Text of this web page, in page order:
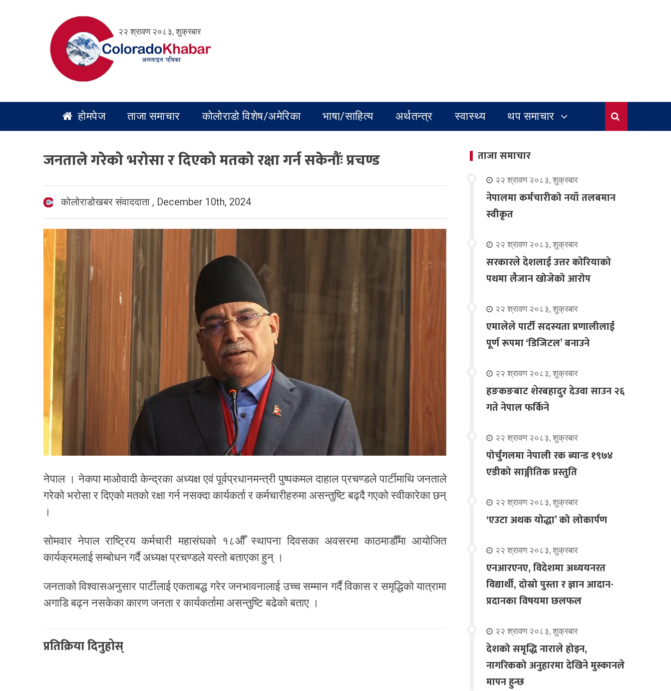
२२ श्रावण २०८३, शुक्रबार
होमपेज ताजा समाचार कोलोराडो विशेष/अमेरिका भाषा/साहित्य अर्थतन्त्र स्वास्थ्य थप समाचार
जनताले गरेको भरोसा र दिएको मतको रक्षा गर्न सकेनौंः प्रचण्ड
कोलोराडोखबर संवाददाता , December 10th, 2024
नेपाल । नेकपा माओवादी केन्द्रका अध्यक्ष एवं पूर्वप्रधानमन्त्री पुष्पकमल दाहाल प्रचण्डले पार्टीमाथि जनताले
गरेको भरोसा र दिएको मतको रक्षा गर्न नसक्दा कार्यकर्ता र कर्मचारीहरुमा असन्तुष्टि बढ्दै गएको स्वीकारेका छन्
।
सोमवार नेपाल राष्ट्रिय कर्मचारी महासंघको १८औँ स्थापना दिवसका अवसरमा काठमाडौँमा आयोजित
कार्यक्रमलाई सम्बोधन गर्दै अध्यक्ष प्रचण्डले यस्तो बताएका हुन् ।
जनताको विश्वासअनुसार पार्टीलाई एकताबद्ध गरेर जनभावनालाई उच्च सम्मान गर्दै विकास र समृद्धिको यात्रामा
अगाडि बढ्न नसकेका कारण जनता र कार्यकर्तामा असन्तुष्टि बढेको बताए ।
प्रतिक्रिया दिनुहोस्
ताजा समाचार
२२ श्रावण २०८३, शुक्रबार
नेपालमा कर्मचारीको नयाँ तलबमान
स्वीकृत
२२ श्रावण २०८३, शुक्रबार
सरकारले देशलाई उत्तर कोरियाको
पथमा लैजान खोजेको आरोप
२२ श्रावण २०८३, शुक्रबार
एमालेले पार्टी सदस्यता प्रणालीलाई
पूर्ण रूपमा ‘डिजिटल’ बनाउने
२२ श्रावण २०८३, शुक्रबार
हङकङबाट शेरबहादुर देउवा साउन २६
गते नेपाल फर्किने
२२ श्रावण २०८३, शुक्रबार
पोर्चुगलमा नेपाली रक ब्यान्ड १९७४
एडीको साङ्गीतिक प्रस्तुति
२२ श्रावण २०८३, शुक्रबार
‘एउटा अथक योद्धा’ को लोकार्पण
२२ श्रावण २०८३, शुक्रबार
एनआरएनए, विदेशमा अध्ययनरत
विद्यार्थी, दोस्रो पुस्ता र ज्ञान आदान-
प्रदानका विषयमा छलफल
२२ श्रावण २०८३, शुक्रबार
देशको समृद्धि नाराले होइन,
नागरिकको अनुहारमा देखिने मुस्कानले
मापन हुन्छ